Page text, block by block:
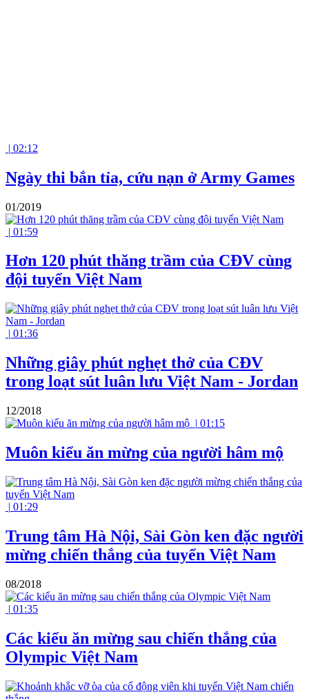
| 02:12
Ngày thi bắn tỉa, cứu nạn ở Army Games
01/2019
| 01:59
Hơn 120 phút thăng trầm của CĐV cùng
đội tuyển Việt Nam
| 01:36
Những giây phút nghẹt thở của CĐV
trong loạt sút luân lưu Việt Nam - Jordan
12/2018
| 01:15
Muôn kiểu ăn mừng của người hâm mộ
| 01:29
Trung tâm Hà Nội, Sài Gòn ken đặc người
mừng chiến thắng của tuyển Việt Nam
08/2018
| 01:35
Các kiểu ăn mừng sau chiến thắng của
Olympic Việt Nam